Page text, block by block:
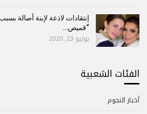
إنتقادات لاذعة لإبنة أصالة
“قميص…
يوليو 23, 2020
الفئات الشعبية
أخبار النجوم